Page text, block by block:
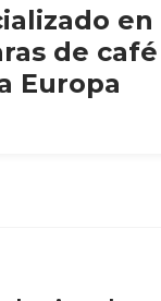
en
de
Europa